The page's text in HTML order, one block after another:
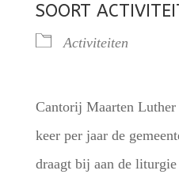
SOORT
Activiteiten
Cantorij Maarten Luther
keer per jaar de
draagt bij aan de